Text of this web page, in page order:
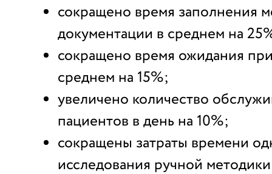
сокращено время заполнения
документации в среднем на
сокращено время ожидания
среднем на 15%;
увеличено количество
пациентов в день на 10%;
сокращены затраты времени
исследования ручной